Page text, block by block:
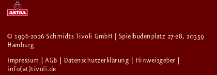
© 1996-2026 Schmidts Tivoli GmbH | Spielbudenplatz 27-28, 20359
Hamburg
Impressum
| AGB | Datenschutzerklärung | Hinweisgeber
info(at)tivoli.de